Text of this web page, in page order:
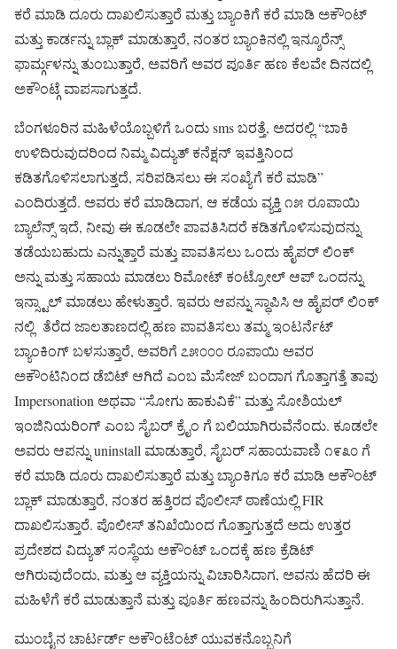
ಕರೆ ಮಾಡಿ ದೂರು ದಾಖಲಿಸುತ್ತಾರೆ ಮತ್ತು ಬ್ಯಾಂಕಿಗೆ ಕರೆ ಮಾಡಿ ಅಕೌಂಟ್
ಮತ್ತು ಕಾರ್ಡನ್ನು ಬ್ಲಾಕ್ ಮಾಡುತ್ತಾರೆ, ನಂತರ ಬ್ಯಾಂಕಿನಲ್ಲಿ ಇನ್ಶೂರೆನ್ಸ್
ಫಾರ್ಮ್ಗಳನ್ನು ತುಂಬುತ್ತಾರೆ, ಅವರಿಗೆ ಅವರ ಪೂರ್ತಿ ಹಣ ಕೆಲವೇ ದಿನದಲ್ಲಿ
ಅಕೌಂಟ್ಗೆ ವಾಪಸಾಗುತ್ತದೆ.
ಬೆಂಗಳೂರಿನ ಮಹಿಳೆಯೊಬ್ಬಳಿಗೆ ಒಂದು sms ಬರತ್ತೆ, ಅದರಲ್ಲಿ “ಬಾಕಿ
ಉಳಿದಿರುವುದರಿಂದ ನಿಮ್ಮ ವಿದ್ಯುತ್ ಕನೆಕ್ಷನ್ ಇವತ್ತಿನಿಂದ
ಕಡಿತಗೊಳಿಸಲಾಗುತ್ತದೆ, ಸರಿಪಡಿಸಲು ಈ ಸಂಖ್ಯೆಗೆ ಕರೆ ಮಾಡಿ”
ಎಂದಿರುತ್ತದೆ. ಅವರು ಕರೆ ಮಾಡಿದಾಗ, ಆ ಕಡೆಯ ವ್ಯಕ್ತಿ ೧೫ ರೂಪಾಯಿ
ಬ್ಯಾಲೆನ್ಸ್ ಇದೆ, ನೀವು ಈ ಕೂಡಲೇ ಪಾವತಿಸಿದರೆ ಕಡಿತಗೊಳಿಸುವುದನ್ನು
ತಡೆಯಬಹುದು ಎನ್ನುತ್ತಾರೆ ಮತ್ತು ಪಾವತಿಸಲು ಒಂದು ಹೈಪರ್ ಲಿಂಕ್
ಅನ್ನು ಮತ್ತು ಸಹಾಯ ಮಾಡಲು ರಿಮೋಟ್ ಕಂಟ್ರೋಲ್ ಆಪ್ ಒಂದನ್ನು
ಇನ್ಸ್ಟಾಲ್ ಮಾಡಲು ಹೇಳುತ್ತಾರೆ. ಇವರು ಆಪನ್ನು ಸ್ಥಾಪಿಸಿ ಆ ಹೈಪರ್ ಲಿಂಕ್
ನಲ್ಲಿ ತೆರೆದ ಜಾಲತಾಣದಲ್ಲಿ ಹಣ ಪಾವತಿಸಲು ತಮ್ಮ ಇಂಟರ್ನೆಟ್
ಬ್ಯಾಂಕಿಂಗ್ ಬಳಸುತ್ತಾರೆ, ಅವರಿಗೆ ೭೫೦೦೦ ರೂಪಾಯಿ ಅವರ
ಅಕೌಂಟಿನಿಂದ ಡೆಬಿಟ್ ಆಗಿದೆ ಎಂಬ ಮೆಸೇಜ್ ಬಂದಾಗ ಗೊತ್ತಾಗತ್ತೆ ತಾವು
Impersonation ಅಥವಾ “ಸೋಗು ಹಾಕುವಿಕೆ” ಮತ್ತು ಸೋಶಿಯಲ್
ಇಂಜಿನಿಯರಿಂಗ್ ಎಂಬ ಸೈಬರ್ ಕ್ರೈಂ ಗೆ ಬಲಿಯಾಗಿರುವೆನೆಂದು. ಕೂಡಲೇ
ಅವರು ಆಪನ್ನು uninstall ಮಾಡುತ್ತಾರೆ, ಸೈಬರ್ ಸಹಾಯವಾಣಿ ೧೯೩೦ ಗೆ
ಕರೆ ಮಾಡಿ ದೂರು ದಾಖಲಿಸುತ್ತಾರೆ ಮತ್ತು ಬ್ಯಾಂಕಿಗೂ ಕರೆ ಮಾಡಿ ಅಕೌಂಟ್
ಬ್ಲಾಕ್ ಮಾಡುತ್ತಾರೆ, ನಂತರ ಹತ್ತಿರದ ಪೊಲೀಸ್ ಠಾಣೆಯಲ್ಲಿ FIR
ದಾಖಲಿಸುತ್ತಾರೆ. ಪೊಲೀಸ್ ತನಿಖೆಯಿಂದ ಗೊತ್ತಾಗುತ್ತದೆ ಅದು ಉತ್ತರ
ಪ್ರದೇಶದ ವಿದ್ಯುತ್ ಸಂಸ್ಥೆಯ ಅಕೌಂಟ್ ಒಂದಕ್ಕೆ ಹಣ ಕ್ರೆಡಿಟ್
ಆಗಿರುವುದೆಂದು, ಮತ್ತು ಆ ವ್ಯಕ್ತಿಯನ್ನು ವಿಚಾರಿಸಿದಾಗ, ಅವನು ಹೆದರಿ ಈ
ಮಹಿಳೆಗೆ ಕರೆ ಮಾಡುತ್ತಾನೆ ಮತ್ತು ಪೂರ್ತಿ ಹಣವನ್ನು ಹಿಂದಿರುಗಿಸುತ್ತಾನೆ.
ಮುಂಬೈನ ಚಾರ್ಟರ್ಡ್ ಅಕೌಂಟೆಂಟ್ ಯುವಕನೊಬ್ಬನಿಗೆ